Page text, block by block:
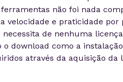
não foi nada
velocidade e praticidade
de nenhuma
download como a
através da aquisição da